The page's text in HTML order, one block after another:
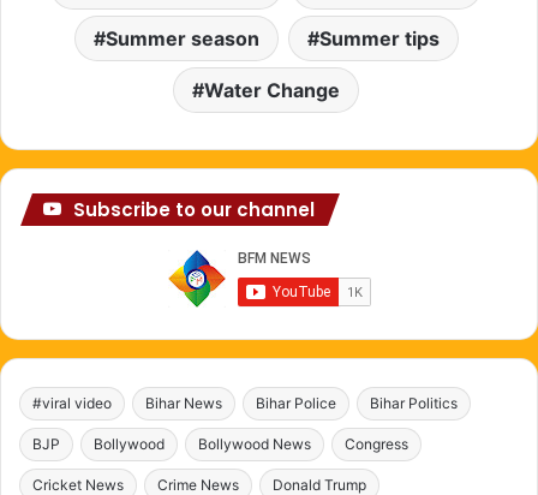
Summer season Summer tips
Water Change
Subscribe to our channel
#viral video Bihar News Bihar Police Bihar Politics
BJP Bollywood Bollywood News Congress
Cricket News Crime News Donald Trump